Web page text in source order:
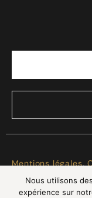
Mentions légales,
Nous utilisons
expérience sur